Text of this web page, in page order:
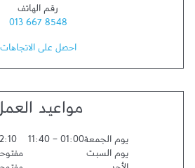
رقم الهاتف
013 667 8548
احصل على الاتجاهات
مواعيد
يوم الجمعة01:00
-
11:40
يوم السبت
مفتوحة 24